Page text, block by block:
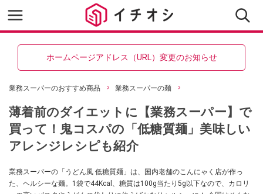
ホームページアドレス（URL）変更のお知らせ
業務スーパーのおすすめ商品 業務スーパーの麺
薄着前のダイエットに【業務スーパー】で
買って！鬼コスパの「低糖質麺」美味しい
アレンジレシピも紹介
業務スーパーの「うどん風 低糖質麺」は、国内老舗のこんにゃく店が作っ
た、ヘルシーな麺。1袋で44Kcal、糖質は100g当たり5g以下なので、カロリ